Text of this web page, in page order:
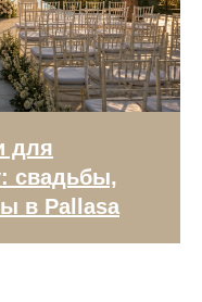
для
свадьбы,
в Pallasa